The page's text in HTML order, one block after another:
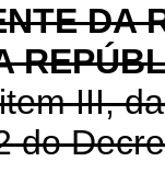
DA
III,
do